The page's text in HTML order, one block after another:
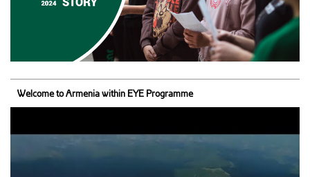
Welcome to Armenia within EYE Programme